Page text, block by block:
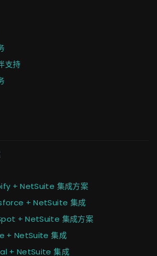
支持
+ NetSuite 集成方案
+ NetSuite 集成
+ NetSuite 集成方案
+ NetSuite 集成
+ NetSuite 集成